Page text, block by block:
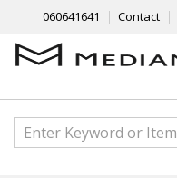
060641641 Contact